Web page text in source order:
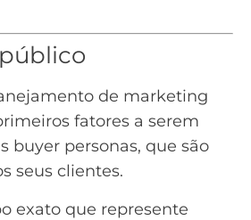
de marketing
fatores a serem
buyer personas, que são
seus clientes.
exato que represente